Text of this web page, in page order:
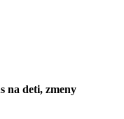
na deti, zmeny